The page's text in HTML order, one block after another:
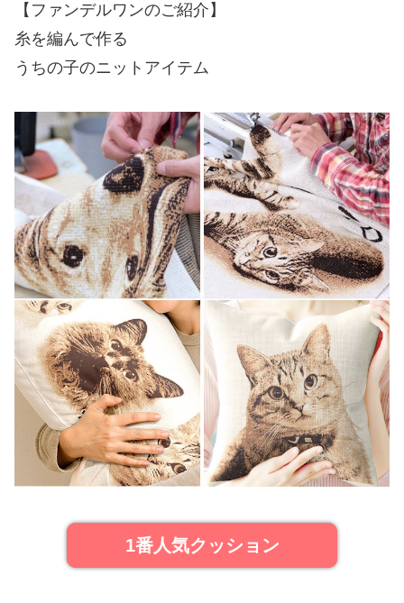
【ファンデルワンのご紹介】
糸を編んで作る
うちの子のニットアイテム
1番人気クッション